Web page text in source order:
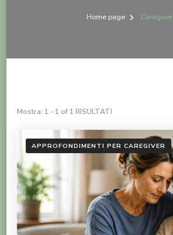
Home page Caregiver
Mostra: 1 - 1 of 1 RISULTATI
APPROFONDIMENTI PER CAREGIVER